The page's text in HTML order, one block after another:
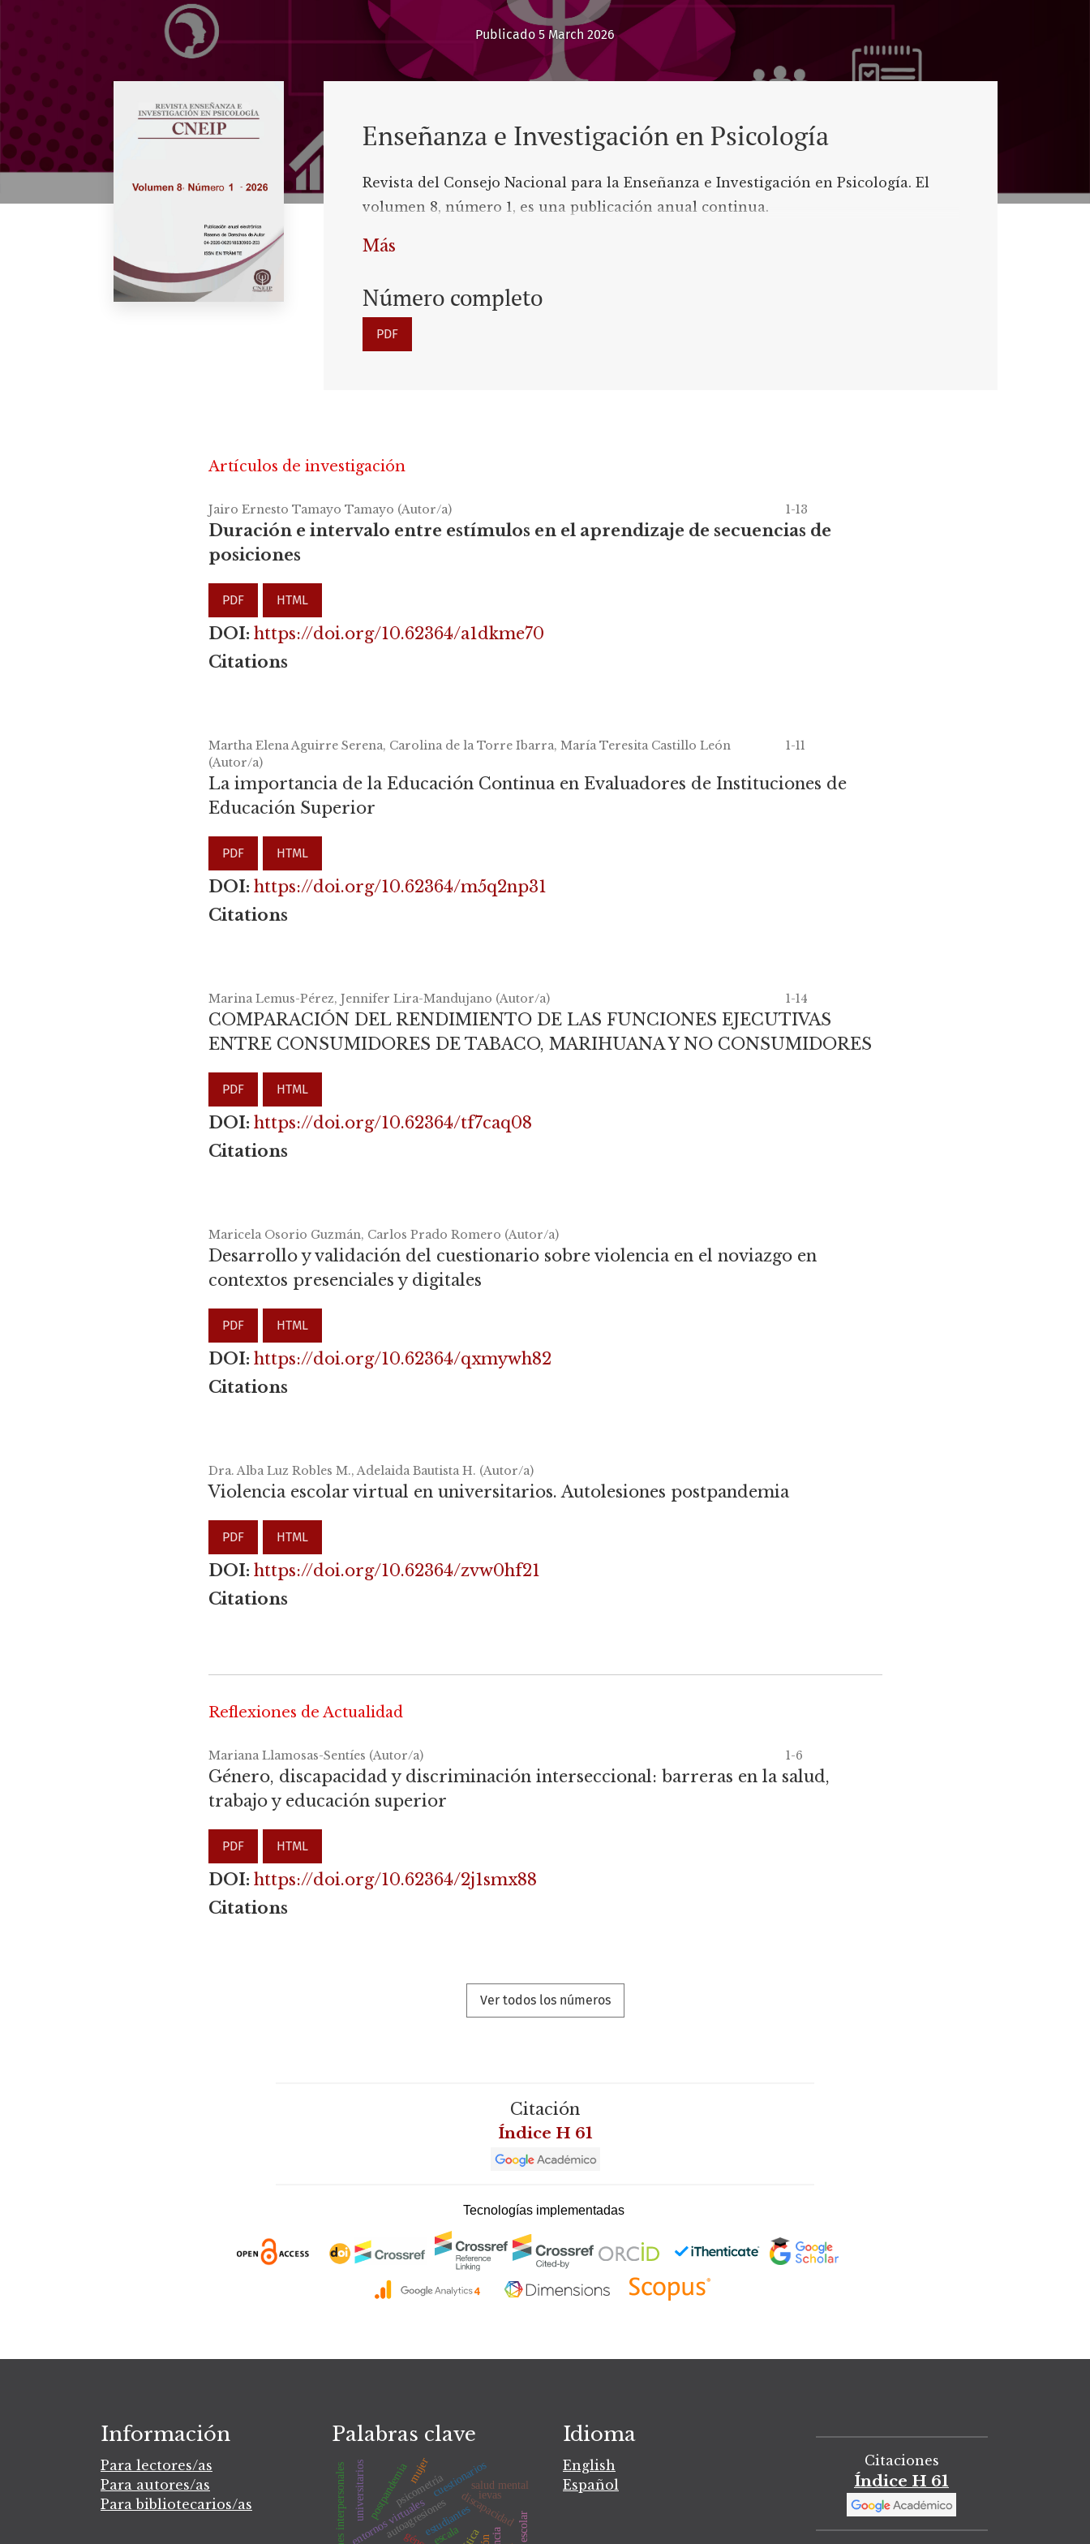
Publicado 5 March 2026
Enseñanza e Investigación en Psicología
Revista del Consejo Nacional para la Enseñanza e Investigación en Psicología. El
volumen 8, número 1, es una publicación anual continua.
Más
Número completo
PDF
Artículos de investigación
Jairo Ernesto Tamayo Tamayo (Autor/a) 1-13
Duración e intervalo entre estímulos en el aprendizaje de secuencias de
posiciones
PDF HTML
DOI: https://doi.org/10.62364/a1dkme70
Citations
Martha Elena Aguirre Serena, Carolina de la Torre Ibarra, María Teresita Castillo León
(Autor/a)
1-11
La importancia de la Educación Continua en Evaluadores de Instituciones de
Educación Superior
PDF HTML
DOI: https://doi.org/10.62364/m5q2np31
Citations
Marina Lemus-Pérez, Jennifer Lira-Mandujano (Autor/a) 1-14
COMPARACIÓN DEL RENDIMIENTO DE LAS FUNCIONES EJECUTIVAS
ENTRE CONSUMIDORES DE TABACO, MARIHUANA Y NO CONSUMIDORES
PDF HTML
DOI: https://doi.org/10.62364/tf7caq08
Citations
Maricela Osorio Guzmán, Carlos Prado Romero (Autor/a)
Desarrollo y validación del cuestionario sobre violencia en el noviazgo en
contextos presenciales y digitales
PDF HTML
DOI: https://doi.org/10.62364/qxmywh82
Citations
Dra. Alba Luz Robles M., Adelaida Bautista H. (Autor/a)
Violencia escolar virtual en universitarios. Autolesiones postpandemia
PDF HTML
DOI: https://doi.org/10.62364/zvw0hf21
Citations
Reflexiones de Actualidad
Mariana Llamosas-Sentíes (Autor/a) 1-6
Género, discapacidad y discriminación interseccional: barreras en la salud,
trabajo y educación superior
PDF HTML
DOI: https://doi.org/10.62364/2j1smx88
Citations
Ver todos los números
Citación
Índice H 61
Tecnologías implementadas
Información
Para lectores/as
Para autores/as
Para bibliotecarios/as
Palabras clave
discapacidad
autoagresiones
entornos virtuales
universitarios postpandemiapsicometríacuestionarios
relaciones interpersonales estudiantes
ievas
escala
salud mental
ética
mujer
Idioma
English
Español
Citaciones
Índice H 61